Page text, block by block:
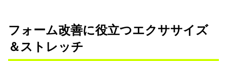
フォーム改善に役立つエクササイズ
＆ストレッチ